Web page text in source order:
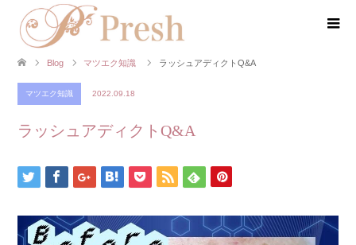
Blog マツエク知識 ラッシュアディクトQ&A
マツエク知識 2022.09.18
ラッシュアディクトQ&A